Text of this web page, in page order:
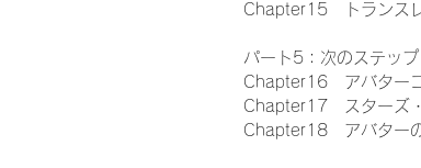
Chapter15 トランス
パート5：次のステップ
Chapter16 アバター
Chapter17 スターズ
Chapter18 アバター